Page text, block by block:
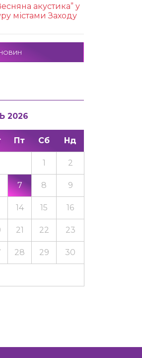
акустика” у
містами Заходу
2026
Пт Сб Нд
1 2
7 8 9
14 15 16
21 22 23
28 29 30